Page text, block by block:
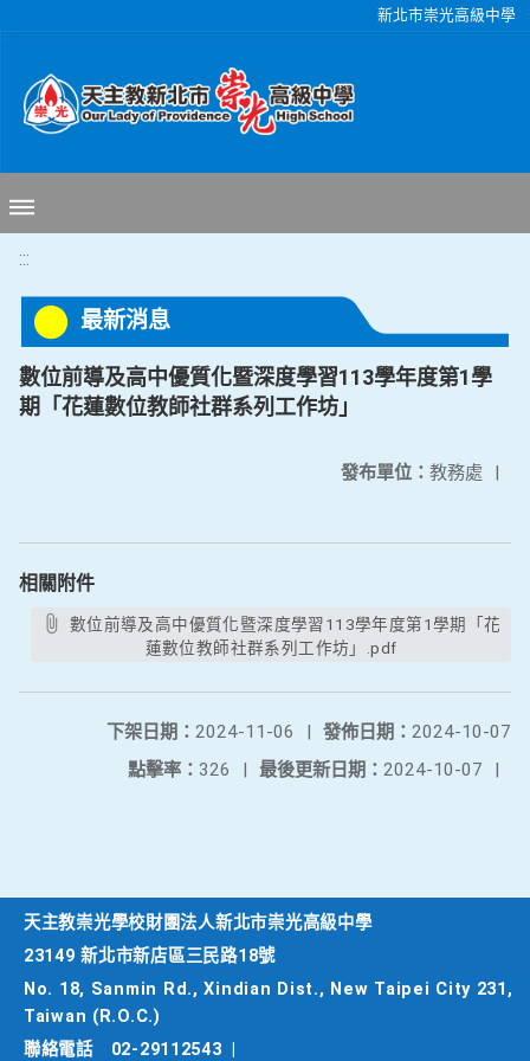
新北市崇光高級中學
:::
最新消息
數位前導及高中優質化暨深度學習113學年度第1學
期「花蓮數位教師社群系列工作坊」
發布單位： 教務處 |
相關附件
蓮數位教師社群系列工作坊」.pdf
發佈日期： 2024-10-07
下架日期： 2024-11-06
|
最後更新日期： 2024-10-07 |
點擊率： 326 |
天主教崇光學校財團法人新北市崇光高級中學
23149 新北市新店區三民路18號
No. 18, Sanmin Rd., Xindian Dist., New Taipei City 231,
Taiwan (R.O.C.)
聯絡電話
02-29112543